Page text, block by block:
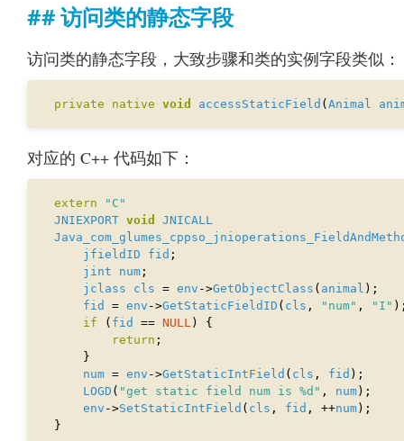
访问类的静态字段
访问类的静态字段，大致步骤和类的实例字段类似：
private native void accessStaticField ( Animal
对应的 C++ 代码如下：
extern
"C"
JNIEXPORT void
JNICALL
jfieldID
fid
jint
num
jclass
cls = env ->GetObjectClass ( animal
fid
= env ->GetStaticFieldID ( cls , "num" ,
"I"
if ( fid == NULL
return
num = env ->GetStaticIntField ( cls , fid
LOGD ( "get static field num is %d" , num
env ->SetStaticIntField ( cls , fid , ++num